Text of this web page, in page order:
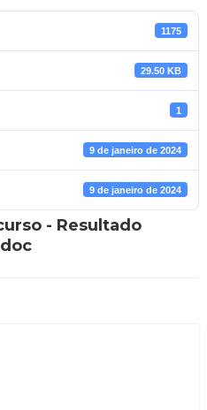
1175
29.50 KB
1
9 de janeiro de 2024
9 de janeiro de 2024
- Resultado